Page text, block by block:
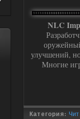
NLC
улучшений,
Многие
Категория: